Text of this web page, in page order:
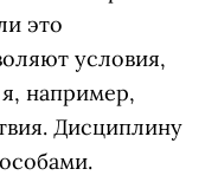
это
условия,
например,
Дисциплину